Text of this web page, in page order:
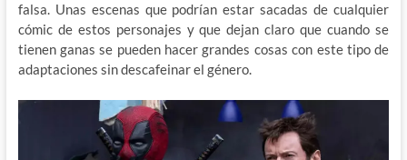
falsa. Unas escenas que podrían estar sacadas de cualquier
cómic de estos personajes y que dejan claro que cuando se
tienen ganas se pueden hacer grandes cosas con este tipo de
adaptaciones sin descafeinar el género.